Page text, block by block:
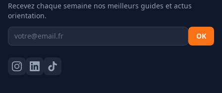
Recevez chaque semaine nos meilleurs guides et actus
orientation.
OK